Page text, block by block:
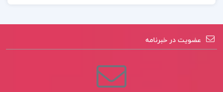
جزوه کتاب نظریه اعداد میرزاخانی
نظریه اعداد PDF
عضویت در خبرنامه